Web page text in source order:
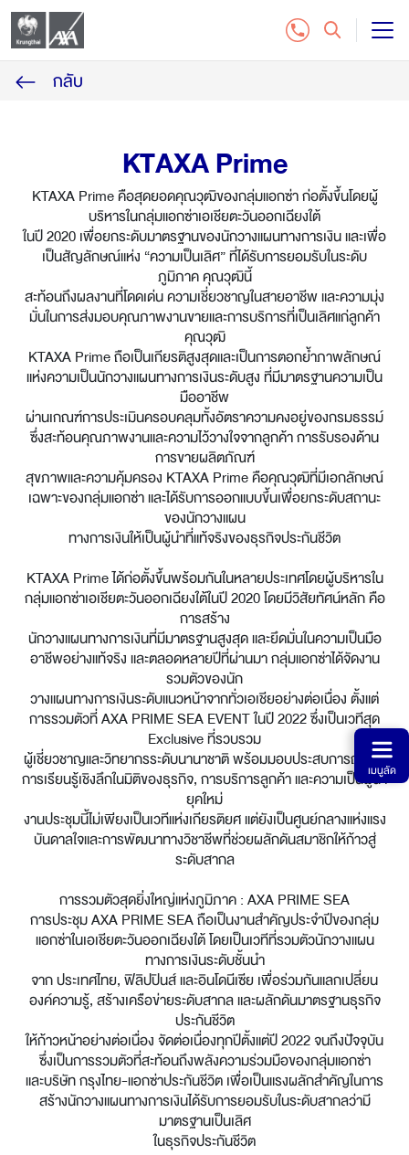
แบบประกันชีวิต
ติดต่อเรา
สำหรับฝ่ายจัดจำหน่าย
ซื้อประกันออนไลน์
โทร. 1159
ไทย EN
เมนูลัด
กลับ
KTAXA Prime
KTAXA Prime คือสุดยอดคุณวุฒิของกลุ่มแอกซ่า ก่อตั้งขึ้นโดยผู้
บริหารในกลุ่มแอกซ่าเอเชียตะวันออกเฉียงใต้
ในปี 2020 เพื่อยกระดับมาตรฐานของนักวางแผนทางการเงิน และเพื่อ
เป็นสัญลักษณ์แห่ง “ความเป็นเลิศ” ที่ได้รับการยอมรับในระดับ
ภูมิภาค คุณวุฒินี้
สะท้อนถึงผลงานที่โดดเด่น ความเชี่ยวชาญในสายอาชีพ และความมุ่ง
มั่นในการส่งมอบคุณภาพงานขายและการบริการที่เป็นเลิศแก่ลูกค้า
คุณวุฒิ
KTAXA Prime ถือเป็นเกียรติสูงสุดและเป็นการตอกย้ำภาพลักษณ์
แห่งความเป็นนักวางแผนทางการเงินระดับสูง ที่มีมาตรฐานความเป็น
มืออาชีพ
ผ่านเกณฑ์การประเมินครอบคลุมทั้งอัตราความคงอยู่ของกรมธรรม์
ซึ่งสะท้อนคุณภาพงานและความไว้วางใจจากลูกค้า การรับรองด้าน
การขายผลิตภัณฑ์
สุขภาพและความคุ้มครอง KTAXA Prime คือคุณวุฒิที่มีเอกลักษณ์
เฉพาะของกลุ่มแอกซ่า และได้รับการออกแบบขึ้นเพื่อยกระดับสถานะ
ของนักวางแผน
ทางการเงินให้เป็นผู้นำที่แท้จริงของธุรกิจประกันชีวิต
KTAXA Prime ได้ก่อตั้งขึ้นพร้อมกันในหลายประเทศโดยผู้บริหารใน
กลุ่มแอกซ่าเอเชียตะวันออกเฉียงใต้ในปี 2020 โดยมีวิสัยทัศน์หลัก คือ
การสร้าง
นักวางแผนทางการเงินที่มีมาตรฐานสูงสุด และยึดมั่นในความเป็นมือ
อาชีพอย่างแท้จริง และตลอดหลายปีที่ผ่านมา กลุ่มแอกซ่าได้จัดงาน
รวมตัวของนัก
วางแผนทางการเงินระดับแนวหน้าจากทั่วเอเชียอย่างต่อเนื่อง ตั้งแต่
การรวมตัวที่ AXA PRIME SEA EVENT ในปี 2022 ซึ่งเป็นเวทีสุด
Exclusive ที่รวบรวม
ผู้เชี่ยวชาญและวิทยากรระดับนานาชาติ พร้อมมอบประสบการณ์ด้าน
การเรียนรู้เชิงลึกในมิติของธุรกิจ, การบริการลูกค้า และความเป็นผู้นำ
ยุคใหม่
งานประชุมนี้ไม่เพียงเป็นเวทีแห่งเกียรติยศ แต่ยังเป็นศูนย์กลางแห่งแรง
บันดาลใจและการพัฒนาทางวิชาชีพที่ช่วยผลักดันสมาชิกให้ก้าวสู่
ระดับสากล
การรวมตัวสุดยิ่งใหญ่แห่งภูมิภาค : AXA PRIME SEA
การประชุม AXA PRIME SEA ถือเป็นงานสำคัญประจำปีของกลุ่ม
แอกซ่าในเอเชียตะวันออกเฉียงใต้ โดยเป็นเวทีที่รวมตัวนักวางแผน
ทางการเงินระดับชั้นนำ
จาก ประเทศไทย, ฟิลิปปินส์ และอินโดนีเซีย เพื่อร่วมกันแลกเปลี่ยน
องค์ความรู้, สร้างเครือข่ายระดับสากล และผลักดันมาตรฐานธุรกิจ
ประกันชีวิต
ให้ก้าวหน้าอย่างต่อเนื่อง จัดต่อเนื่องทุกปีตั้งแต่ปี 2022 จนถึงปัจจุบัน
ซึ่งเป็นการรวมตัวที่สะท้อนถึงพลังความร่วมมือของกลุ่มแอกซ่า
และบริษัท กรุงไทย-แอกซ่าประกันชีวิต เพื่อเป็นแรงผลักสำคัญในการ
สร้างนักวางแผนทางการเงินได้รับการยอมรับในระดับสากลว่ามี
มาตรฐานเป็นเลิศ
ในธุรกิจประกันชีวิต